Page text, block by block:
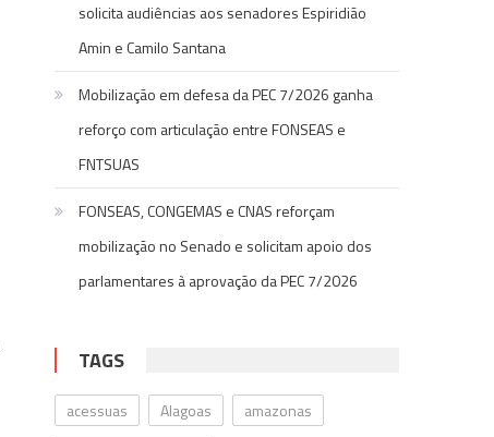
solicita audiências aos senadores Espiridião
Amin e Camilo Santana
Mobilização em defesa da PEC 7/2026 ganha
reforço com articulação entre FONSEAS e
FNTSUAS
FONSEAS, CONGEMAS e CNAS reforçam
mobilização no Senado e solicitam apoio dos
parlamentares à aprovação da PEC 7/2026
TAGS
acessuas Alagoas
amazonas